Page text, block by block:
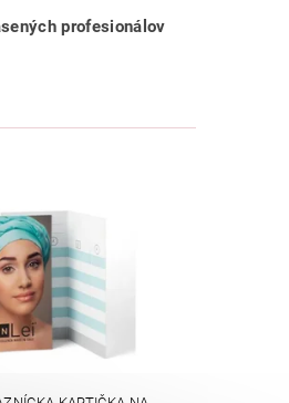
profesionálov